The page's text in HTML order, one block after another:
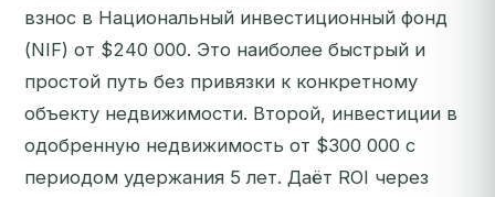
взнос в Национальный инвестиционный фонд
(NIF) от $240 000. Это наиболее быстрый и
простой путь без привязки к конкретному
объекту недвижимости. Второй, инвестиции в
одобренную недвижимость от $300 000 с
периодом удержания 5 лет. Даёт ROI через